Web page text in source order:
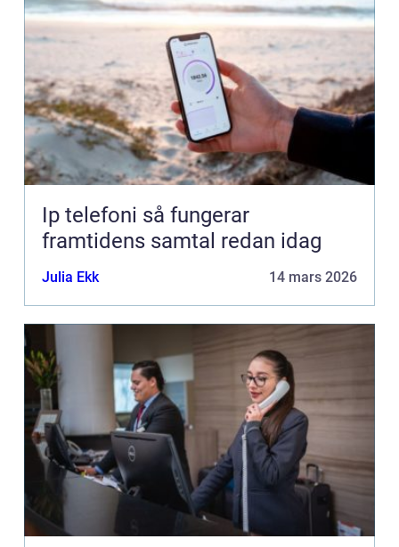
Ip telefoni så fungerar
framtidens samtal redan idag
Julia Ekk 14 mars 2026